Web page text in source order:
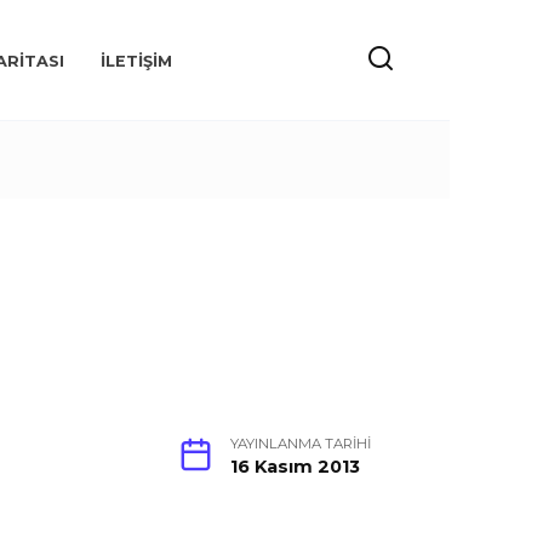
İLETIŞIM
YAYINLANMA TARIHI
16 Kasım 2013